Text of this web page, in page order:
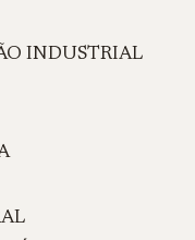
INDUSTRIAL